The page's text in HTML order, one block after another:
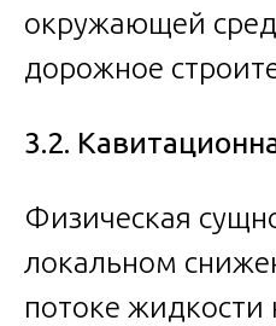
окружающей
дорожное
3.2.
Физическая
локальном
потоке